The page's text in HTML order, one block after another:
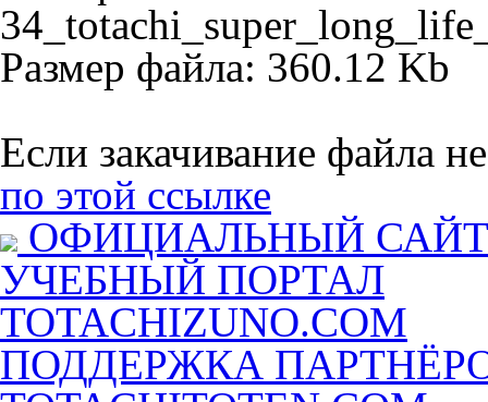
Размер файла: 360.12 Kb
Если закачивание файла
по этой ссылке
ОФИЦИАЛЬНЫЙ
УЧЕБНЫЙ ПОРТАЛ
TOTACHIZUNO.COM
ПОДДЕРЖКА